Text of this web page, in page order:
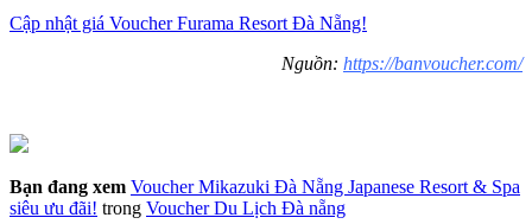
Cập nhật giá Voucher Furama Resort Đà Nẵng!
Nguồn: https://banvoucher.com/
Bạn đang xem Voucher Mikazuki Đà Nẵng Japanese Resort & Spa
siêu ưu đãi! trong Voucher Du Lịch Đà nẵng